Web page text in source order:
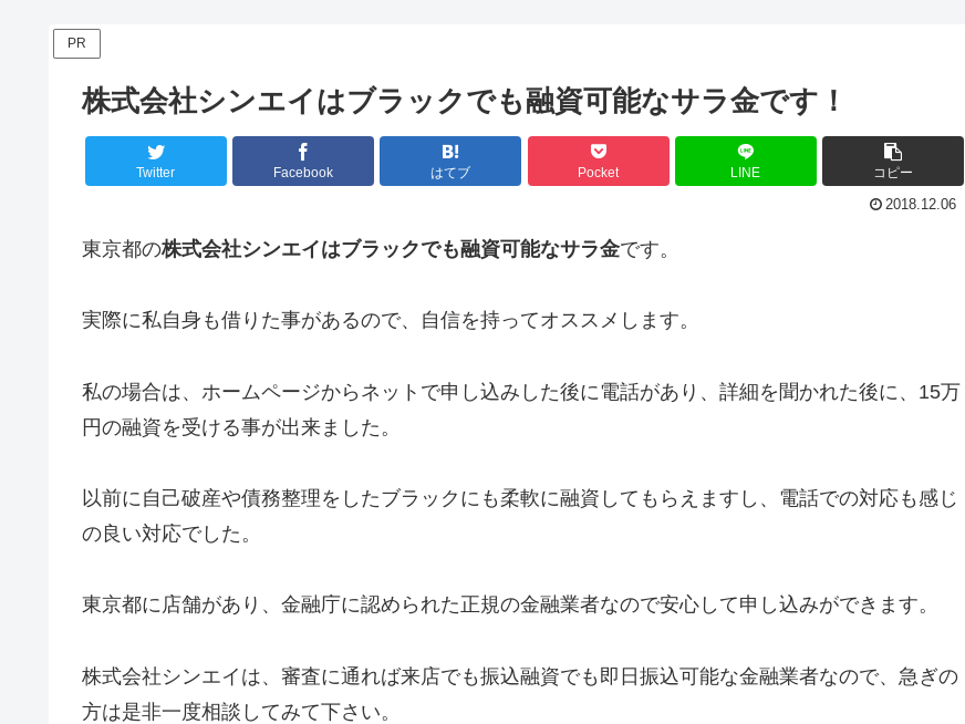
PR
株式会社シンエイはブラックでも融資可能なサラ金です！
Twitter Facebook はてブ Pocket LINE コピー
2018.12.06
東京都の株式会社シンエイはブラックでも融資可能なサラ金です。
実際に私自身も借りた事があるので、自信を持ってオススメします。
私の場合は、ホームページからネットで申し込みした後に電話があり、詳細を聞かれた後に、15万
円の融資を受ける事が出来ました。
以前に自己破産や債務整理をしたブラックにも柔軟に融資してもらえますし、電話での対応も感じ
の良い対応でした。
東京都に店舗があり、金融庁に認められた正規の金融業者なので安心して申し込みができます。
株式会社シンエイは、審査に通れば来店でも振込融資でも即日振込可能な金融業者なので、急ぎの
方は是非一度相談してみて下さい。